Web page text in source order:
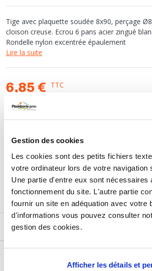
Gestion des cookies
Les cookies sont des petits fichiers
votre ordinateur lors de votre navigation
Une partie d'entre eux sont nécessaires
fonctionnement du site. L'autre partie
fournir un site en adéquation avec votre
d'informations vous pouvez consulter
gestion des cookies.
Afficher les détails et
FIXATION ET SUPPORT
RÉDUCTEUR DE PRESSION
COMPTEUR ET ACCESSOIRE
FILTRATION
SYSTÈMES DE SÉCURITÉ
VMC ET VENTILATION
Tige avec plaquette soudée 8x90, perçage
cloison creuse. Ecrou 6 pans acier zingué
Rondelle nylon excentrée épaulement
Lire la suite
6,85 € TTC
5,71 €
Retours et échanges jusqu'à 90
En savoir plus
DESCRIPTIF